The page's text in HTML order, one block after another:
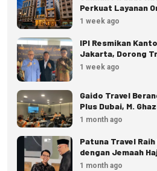
Perkuat Layanan
Jemaah
1 week ago
IPI Resmikan
Jakarta, Dorong
Pariwisata
1 week ago
Gaido Travel
Plus Dubai, M.
Terus Meningkat
1 month ago
Patuna Travel
dengan Jemaah
Regulasi
1 month ago